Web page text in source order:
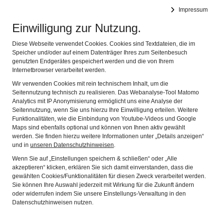
Impressum
Einwilligung zur Nutzung.
Diese Webseite verwendet Cookies. Cookies sind Textdateien, die im
Speicher und/oder auf einem Datenträger Ihres zum Seitenbesuch
genutzten Endgerätes gespeichert werden und die von Ihrem
Internetbrowser verarbeitet werden.
Wir verwenden Cookies mit rein technischem Inhalt, um die
Seitennutzung technisch zu realisieren. Das Webanalyse-Tool Matomo
Analytics mit IP Anonymisierung ermöglicht uns eine Analyse der
Seitennutzung, wenn Sie uns hierzu Ihre Einwilligung erteilen. Weitere
Funktionalitäten, wie die Einbindung von Youtube-Videos und Google
Maps sind ebenfalls optional und können von Ihnen aktiv gewählt
werden. Sie finden hierzu weitere Informationen unter „Details anzeigen“
und in unseren Datenschutzhinweisen.
Wenn Sie auf „Einstellungen speichern & schließen“ oder „Alle
akzeptieren“ klicken, erklären Sie sich damit einverstanden, dass die
gewählten Cookies/Funktionalitäten für diesen Zweck verarbeitet werden.
Sie können Ihre Auswahl jederzeit mit Wirkung für die Zukunft ändern
oder widerrufen indem Sie unsere Einstellungs-Verwaltung in den
Datenschutzhinweisen nutzen.
„MITTELALTER LEBEN UND ERLEBEN IM GESCHICHTSPARK
BÄRNAU-TACHOV“
28.09.2018, 19.oo Uhr
Vortrag von Stefan Wolters M.A.
Veranstalter: Museumsverein
Alle Veranstaltungen finden im Museum oder im